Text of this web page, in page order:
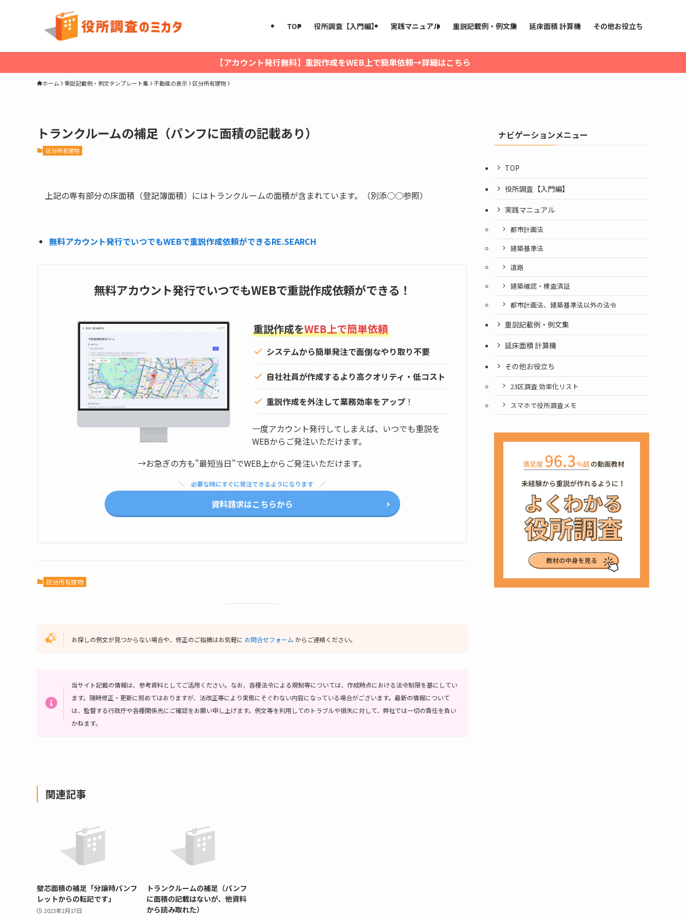
TOP 役所調査【入門編】 実践マニュアル 重説記載例・例文集 延床面積 計算機 その他お役立ち
【アカウント発行無料】重説作成をWEB上で簡単依頼→詳細はこちら
ホーム 重説記載例・例文テンプレート集 不動産の表示 区分所有建物
トランクルームの補足（パンフに面積の記載あり）
区分所有建物
上記の専有部分の床面積（登記簿面積）にはトランクルームの面積が含まれています。（別添○○参照）
無料アカウント発行でいつでもWEBで重説作成依頼ができるRE.SEARCH
無料アカウント発行でいつでもWEBで重説作成依頼ができる！
重説作成をWEB上で簡単依頼
システムから簡単発注で面倒なやり取り不要
自社社員が作成するより高クオリティ・低コスト
重説作成を外注して業務効率をアップ ！
一度アカウント発行してしまえば、いつでも重説を
WEBからご発注いただけます。
→お急ぎの方も”最短当日”でWEB上からご発注いただけます。
必要な時にすぐに発注できるようになります
資料請求はこちらから
区分所有建物
お探しの例文が見つからない場合や、修正のご指摘はお気軽に お問合せフォーム からご連絡ください。
当サイト記載の情報は、参考資料としてご活用ください。 なお、各種法令による規制等については、作成時点における法令制限を基にしてい
ます。随時修正・更新に努めてはおりますが、法改正等により実態にそぐわない内容になっている場合がございます。最新の情報について
は、監督する行政庁や各種関係先にご確認をお願い申し上げます。 例文等を利用してのトラブルや損失に対して、弊社では一切の責任を負い
かねます。
関連記事
壁芯面積の補足「分譲時パンフ
レットからの転記です」
2023年2月17日
トランクルームの補足（パンフ
に面積の記載はないが、他資料
から読み取れた）
ナビゲーションメニュー
TOP
役所調査【入門編】
実践マニュアル
都市計画法
建築基準法
道路
建築確認・検査済証
都市計画法、建築基準法以外の法令
重説記載例・例文集
延床面積 計算機
その他お役立ち
23区調査 効率化リスト
スマホで役所調査メモ